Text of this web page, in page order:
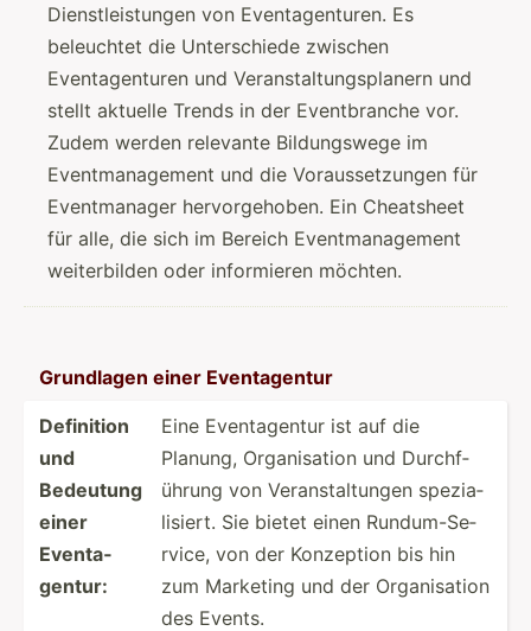
Dienstleistungen von Eventagenturen. Es
beleuchtet die Unterschiede zwischen
Eventagenturen und Veranstaltungsplanern und
stellt aktuelle Trends in der Eventbranche vor.
Zudem werden relevante Bildungswege im
Eventmanagement und die Voraussetzungen für
Eventmanager hervorgehoben. Ein Cheatsheet
für alle, die sich im Bereich Eventmanagement
weiterbilden oder informieren möchten.
Grundlagen einer Eventa­gentur
Definition
und
Bedeutung
einer
Eventa­
gentur:
Eine Eventa­gentur ist auf die
Planung, Organi­sation und Durchf­
ührung von Verans­tal­tungen spezia­
lis­iert. Sie bietet einen Rundum­-Se­
rvice, von der Konzeption bis hin
zum Marketing und der Organi­sation
des Events.